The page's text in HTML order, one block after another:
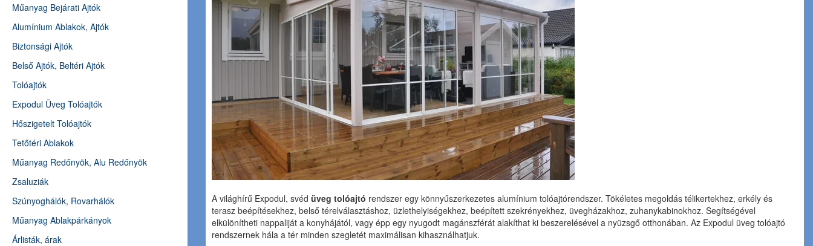
A világhírű Expodul, svéd üveg tolóajtó rendszer egy könnyűszerkezetes alumínium tolóajtórendszer. Tökéletes megoldás télikertekhez, erkély és
terasz beépítésekhez, belső térelválasztáshoz, üzlethelyiségekhez, beépített szekrényekhez, üvegházakhoz, zuhanykabinokhoz. Segítségével
elkülönítheti nappaliját a konyhájától, vagy épp egy nyugodt magánszférát alakíthat ki beszerelésével a nyüzsgő otthonában. Az Expodul üveg tolóajtó
rendszernek hála a tér minden szegletét maximálisan kihasználhatjuk.
Műanyag Bejárati Ajtók
Alumínium Ablakok, Ajtók
Biztonsági Ajtók
Belső Ajtók, Beltéri Ajtók
Tolóajtók
Expodul Üveg Tolóajtók
Hőszigetelt Tolóajtók
Tetőtéri Ablakok
Műanyag Redőnyök, Alu Redőnyök
Zsaluziák
Szúnyoghálók, Rovarhálók
Műanyag Ablakpárkányok
Árlisták, árak